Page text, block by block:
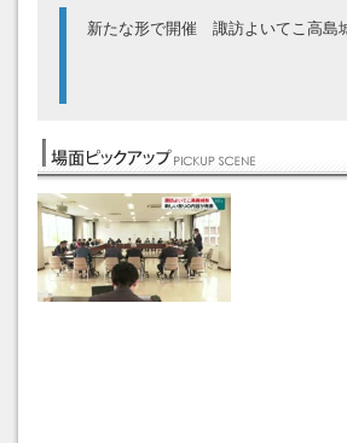
新たな形で開催 諏訪よいてこ高